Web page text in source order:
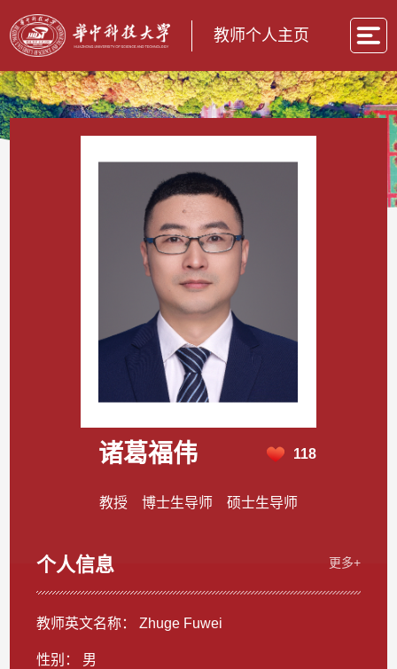
教师个人主页
诸葛福伟 118
教授 博士生导师 硕士生导师
个人信息 更多+
教师英文名称： Zhuge Fuwei
性别： 男